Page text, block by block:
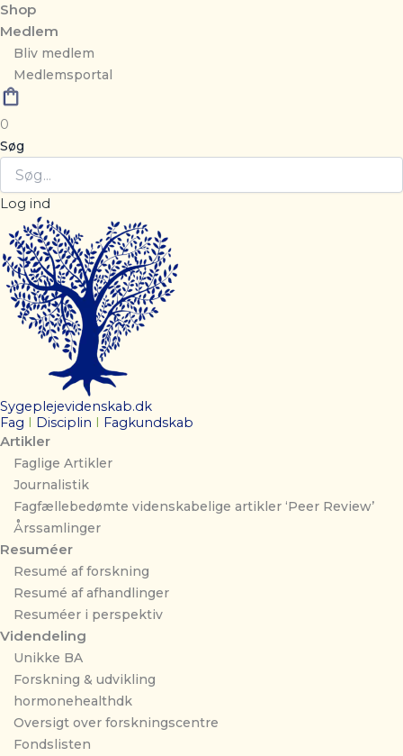
Shop
Medlem
Bliv medlem
Medlemsportal
0
Søg
Log ind
Sygeplejevidenskab.dk
Fag
Disciplin Fagkundskab
Artikler
Faglige Artikler
Journalistik
Fagfællebedømte videnskabelige artikler ‘Peer Review’
Årssamlinger
Resuméer
Resumé af forskning
Resumé af afhandlinger
Resuméer i perspektiv
Videndeling
Unikke BA
Forskning & udvikling
hormonehealthdk
Oversigt over forskningscentre
Fondslisten